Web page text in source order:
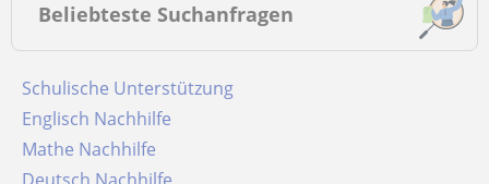
Beliebteste Suchanfragen
Schulische Unterstützung
Englisch Nachhilfe
Mathe Nachhilfe